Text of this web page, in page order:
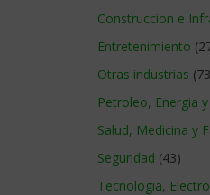
Construccion e
Entretenimiento
Otras industrias
Petroleo, Energia
Salud, Medicina y
Seguridad (43)
Tecnologia,